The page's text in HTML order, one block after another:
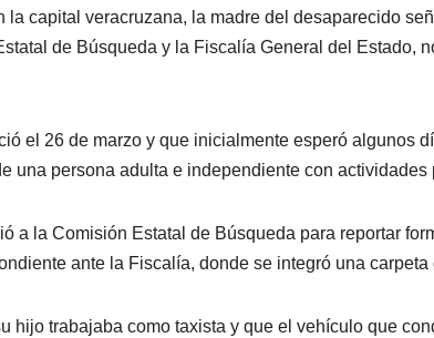
la capital veracruzana, la madre del desaparecido
de Búsqueda y la Fiscalía General del Estado,
el 26 de marzo y que inicialmente esperó algunos
una persona adulta e independiente con actividades
a la Comisión Estatal de Búsqueda para reportar
ante la Fiscalía, donde se integró una
hijo trabajaba como taxista y que el vehículo que